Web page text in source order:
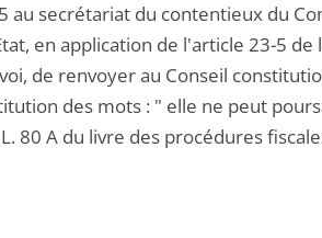
secrétariat du contentieux du
en application de l'article 23-5 de
de renvoyer au Conseil
des mots : " elle ne peut
80 A du livre des procédures